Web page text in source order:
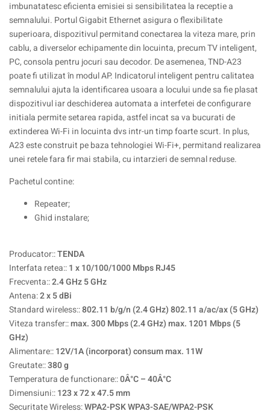
imbunatatesc eficienta emisiei si sensibilitatea la receptie a
semnalului. Portul Gigabit Ethernet asigura o flexibilitate
superioara, dispozitivul permitand conectarea la viteza mare, prin
cablu, a diverselor echipamente din locuinta, precum TV inteligent,
PC, consola pentru jocuri sau decodor. De asemenea, TND-A23
poate fi utilizat în modul AP. Indicatorul inteligent pentru calitatea
semnalului ajuta la identificarea usoara a locului unde sa fie plasat
dispozitivul iar deschiderea automata a interfetei de configurare
initiala permite setarea rapida, astfel incat sa va bucurati de
extinderea Wi-Fi in locuinta dvs intr-un timp foarte scurt. In plus,
A23 este construit pe baza tehnologiei Wi-Fi+, permitand realizarea
unei retele fara fir mai stabila, cu intarzieri de semnal reduse.
Pachetul contine:
Repeater;
Ghid instalare;
Producator::TENDA
Interfata retea::1 x 10/100/1000 Mbps RJ45
Frecventa::2.4 GHz 5 GHz
Antena:2 x 5 dBi
Standard wireless::802.11 b/g/n (2.4 GHz) 802.11 a/ac/ax (5 GHz)
Viteza transfer::max. 300 Mbps (2.4 GHz) max. 1201 Mbps (5
GHz)
Alimentare::12V/1A (incorporat) consum max. 11W
Greutate::380 g
Temperatura de functionare::0Â°C – 40Â°C
Dimensiuni::123 x 72 x 47.5 mm
Securitate Wireless:WPA2-PSK WPA3-SAE/WPA2-PSK